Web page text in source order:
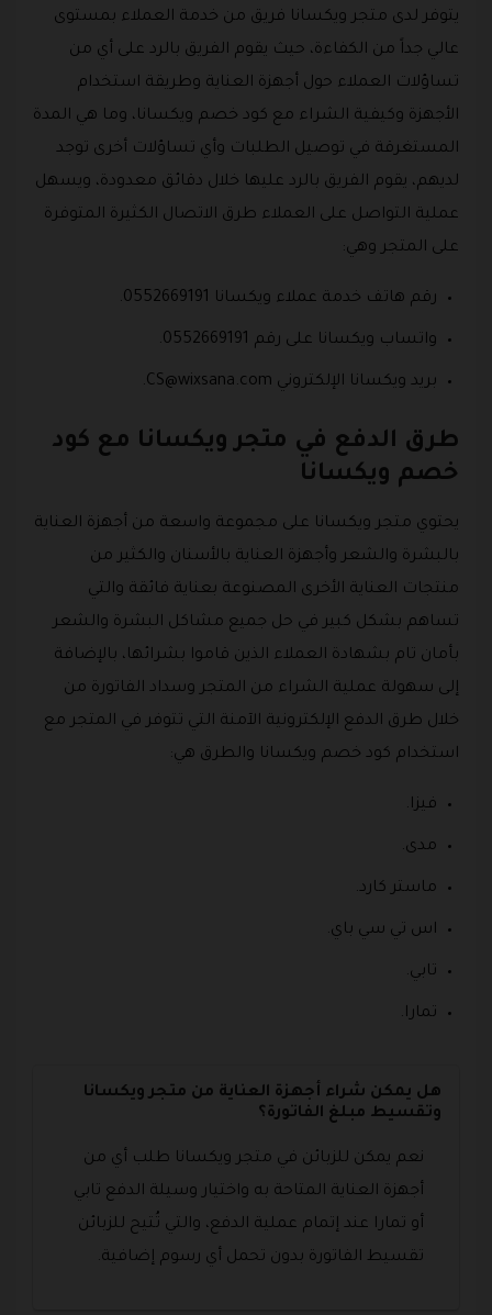
يتوفر لدى متجر ويكسانا فريق من خدمة العملاء بمستوى
عالي جداً من الكفاءة، حيث يقوم الفريق بالرد على أي من
تساؤلات العملاء حول أجهزة العناية وطريقة استخدام
الأجهزة وكيفية الشراء مع كود خصم ويكسانا، وما هي المدة
المستغرقة في توصيل الطلبات وأي تساؤلات أخرى توجد
لديهم، يقوم الفريق بالرد عليها خلال دقائق معدودة، ويسهل
عملية التواصل على العملاء طرق الاتصال الكثيرة المتوفرة
على المتجر وهي:
رقم هاتف خدمة عملاء ويكسانا 0552669191.
واتساب ويكسانا على رقم 0552669191.
بريد ويكسانا الإلكتروني CS@wixsana.com
.
طرق الدفع في متجر ويكسانا مع كود
خصم ويكسانا
يحتوي متجر ويكسانا على مجموعة واسعة من أجهزة العناية
بالبشرة والشعر وأجهزة العناية بالأسنان والكثير من
منتجات العناية الأخرى المصنوعة بعناية فائقة والتي
تساهم بشكل كبير في حل جميع مشاكل البشرة والشعر
بأمان تام بشهادة العملاء الذين قاموا بشرائها، بالإضافة
إلى سهولة عملية الشراء من المتجر وسداد الفاتورة من
خلال طرق الدفع الإلكترونية الآمنة التي تتوفر في المتجر مع
استخدام كود خصم ويكسانا والطرق هي:
فيزا.
مدى.
ماستر كارد.
اس تي سي باي.
تابي.
تمارا.
هل يمكن شراء أجهزة العناية من متجر ويكسانا
وتقسيط مبلغ الفاتورة؟
نعم يمكن للزبائن في متجر ويكسانا طلب أي من
أجهزة العناية المتاحة به واختيار وسيلة الدفع تابي
أو تمارا عند إتمام عملية الدفع، والتي تُتيح للزبائن
تقسيط الفاتورة بدون تحمل أي رسوم إضافية.